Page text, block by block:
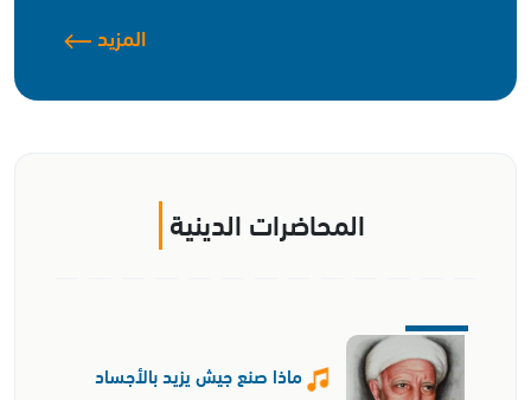
المزيد
المحاضرات الدينية
ماذا صنع جيش يزيد بالأجساد